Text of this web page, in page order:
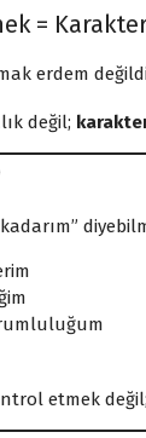
=
erdem
değil;
etmek değil;